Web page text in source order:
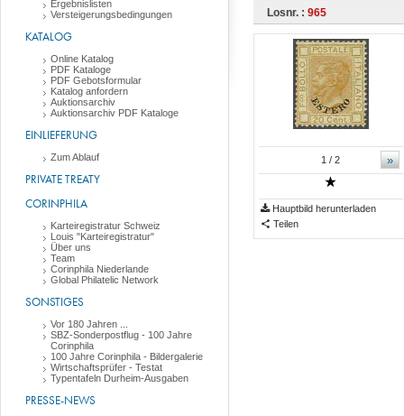
Ergebnislisten
Versteigerungsbedingungen
KATALOG
Online Katalog
PDF Kataloge
PDF Gebotsformular
Katalog anfordern
Auktionsarchiv
Auktionsarchiv PDF Kataloge
EINLIEFERUNG
Zum Ablauf
PRIVATE TREATY
CORINPHILA
Karteiregistratur Schweiz
Louis "Karteiregistratur"
Über uns
Team
Corinphila Niederlande
Global Philatelic Network
SONSTIGES
Vor 180 Jahren ...
SBZ-Sonderpostflug - 100 Jahre
Corinphila
100 Jahre Corinphila - Bildergalerie
Wirtschaftsprüfer - Testat
Typentafeln Durheim-Ausgaben
PRESSE-NEWS
Losnr. : 965
»
1 / 2
Hauptbild herunterladen
Teilen